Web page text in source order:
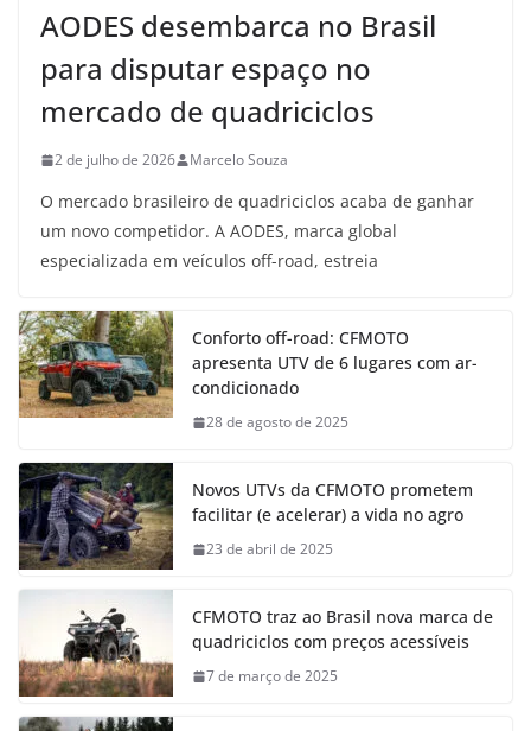
AODES desembarca no Brasil
para disputar espaço no
mercado de quadriciclos
2 de julho de 2026 Marcelo Souza
O mercado brasileiro de quadriciclos acaba de ganhar
um novo competidor. A AODES, marca global
especializada em veículos off-road, estreia
Conforto off-road: CFMOTO
apresenta UTV de 6 lugares com ar-
condicionado
28 de agosto de 2025
Novos UTVs da CFMOTO prometem
facilitar (e acelerar) a vida no agro
23 de abril de 2025
CFMOTO traz ao Brasil nova marca de
quadriciclos com preços acessíveis
7 de março de 2025